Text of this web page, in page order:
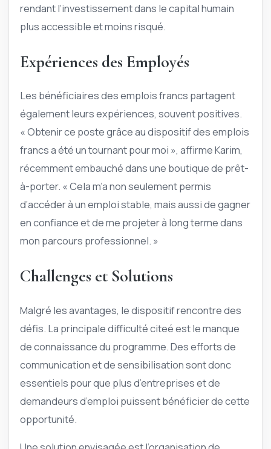
rendant l’investissement dans le capital humain
plus accessible et moins risqué.
Expériences des Employés
Les bénéficiaires des emplois francs partagent
également leurs expériences, souvent positives.
« Obtenir ce poste grâce au dispositif des emplois
francs a été un tournant pour moi », affirme Karim,
récemment embauché dans une boutique de prêt-
à-porter. « Cela m’a non seulement permis
d’accéder à un emploi stable, mais aussi de gagner
en confiance et de me projeter à long terme dans
mon parcours professionnel. »
Challenges et Solutions
Malgré les avantages, le dispositif rencontre des
défis. La principale difficulté citeé est le manque
de connaissance du programme. Des efforts de
communication et de sensibilisation sont donc
essentiels pour que plus d’entreprises et de
demandeurs d’emploi puissent bénéficier de cette
opportunité.